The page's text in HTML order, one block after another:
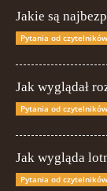
Jakie są
Pytania od czytelników
Jak wyglądał
Pytania od czytelników
Jak wygląda
Pytania od czytelników